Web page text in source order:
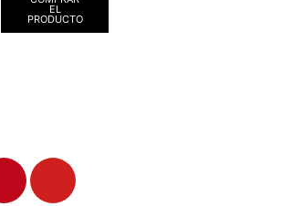
EL
PRODUCTO